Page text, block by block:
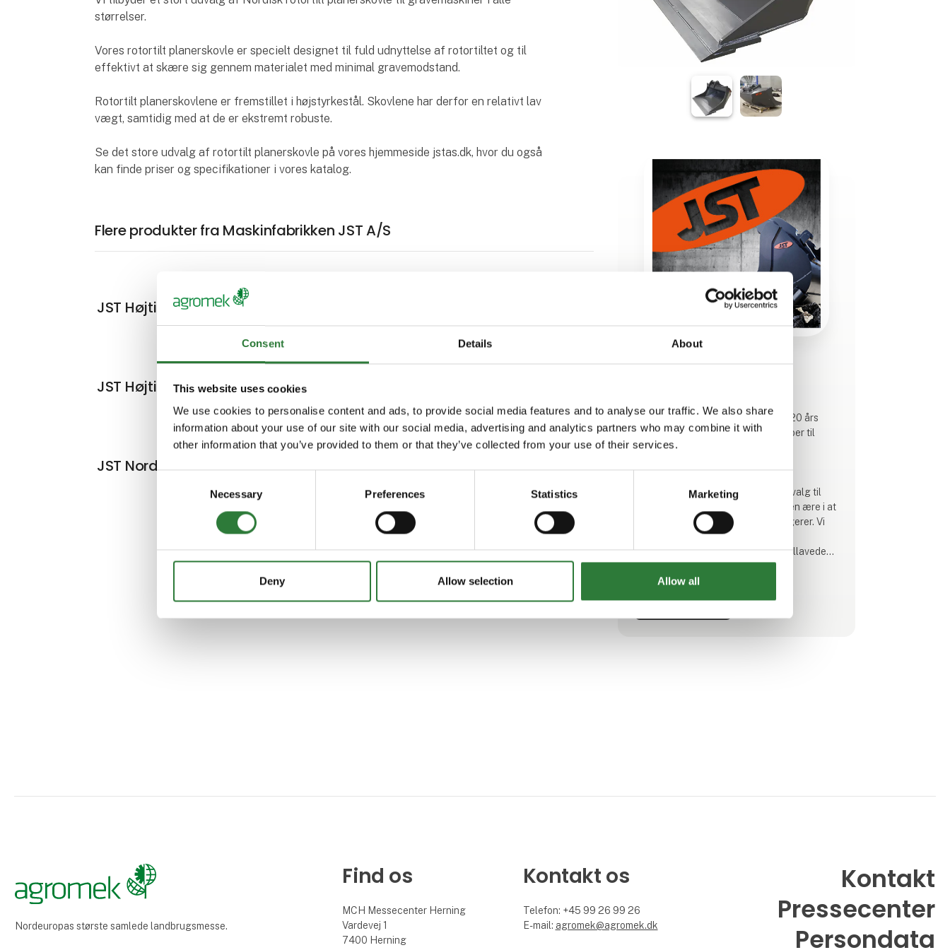
Consent Details About
This website uses cookies
We use cookies to personalise content and ads, to provide social media features and to analyse our traffic. We also share
information about your use of our site with our social media, advertising and analytics partners who may combine it with
other information that you’ve provided to them or that they’ve collected from your use of their services.
Necessary Preferences Statistics Marketing
Deny Allow selection Allow all
størrelser.
Vores rotortilt planerskovle er specielt designet til fuld udnyttelse af rotortiltet og til
effektivt at skære sig gennem materialet med minimal gravemodstand.
Rotortilt planerskovlene er fremstillet i højstyrkestål. Skovlene har derfor en relativt lav
vægt, samtidig med at de er ekstremt robuste.
Se det store udvalg af rotortilt planerskovle på vores hjemmeside jstas.dk, hvor du også
kan finde priser og specifikationer i vores katalog.
Flere produkter fra Maskinfabrikken JST A/S
JST Højtipskovle
JST Højtip Kartoffelskovl
JST Nordisk planerskovle JST Nordisk Lerskovle
Maskinfabrikken JST A/S har over 20 års
erfaring med fremstilling af redskaber til
læsse- og gravemaskiner inden for
Vi tilbyder et både bredt og dybt udvalg til
alle størrelser maskiner og sætter en ære i at
fremstille udstyr, der holder og fungerer. Vi
tilbyder desuden tilretninger til
standardprodukter eller helt speciallavede
redskaber.
Se profil
Nordeuropas største samlede landbrugsmesse.
Find os
MCH Messecenter Herning
Vardevej 1
7400 Herning
Kontakt os
Telefon: +45 99 26 99 26
E-mail: agromek@agromek.dk
Kontakt
Pressecenter
Persondata